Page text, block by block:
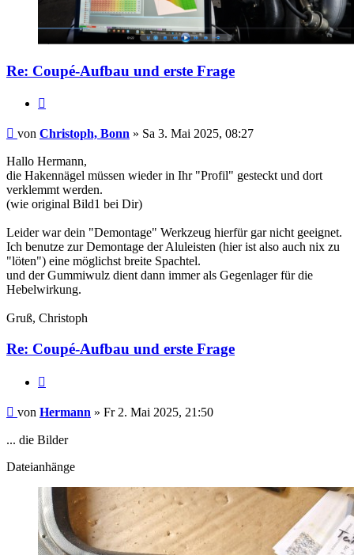
Re: Coupé-Aufbau und erste Frage
Bonn
von Christoph, Bonn » Sa 3. Mai 2025, 08:27
Hallo Hermann,
die Hakennägel müssen wieder in Ihr "Profil" gesteckt und dort
verklemmt werden.
(wie original Bild1 bei Dir)
Leider war dein "Demontage" Werkzeug hierfür gar nicht geeignet.
Ich benutze zur Demontage der Aluleisten (hier ist also auch nix zu
"löten") eine möglichst breite Spachtel.
und der Gummiwulz dient dann immer als Gegenlager für die
Hebelwirkung.
Gruß, Christoph
Re: Coupé-Aufbau und erste Frage
von Hermann » Fr 2. Mai 2025, 21:50
... die Bilder
Dateianhänge